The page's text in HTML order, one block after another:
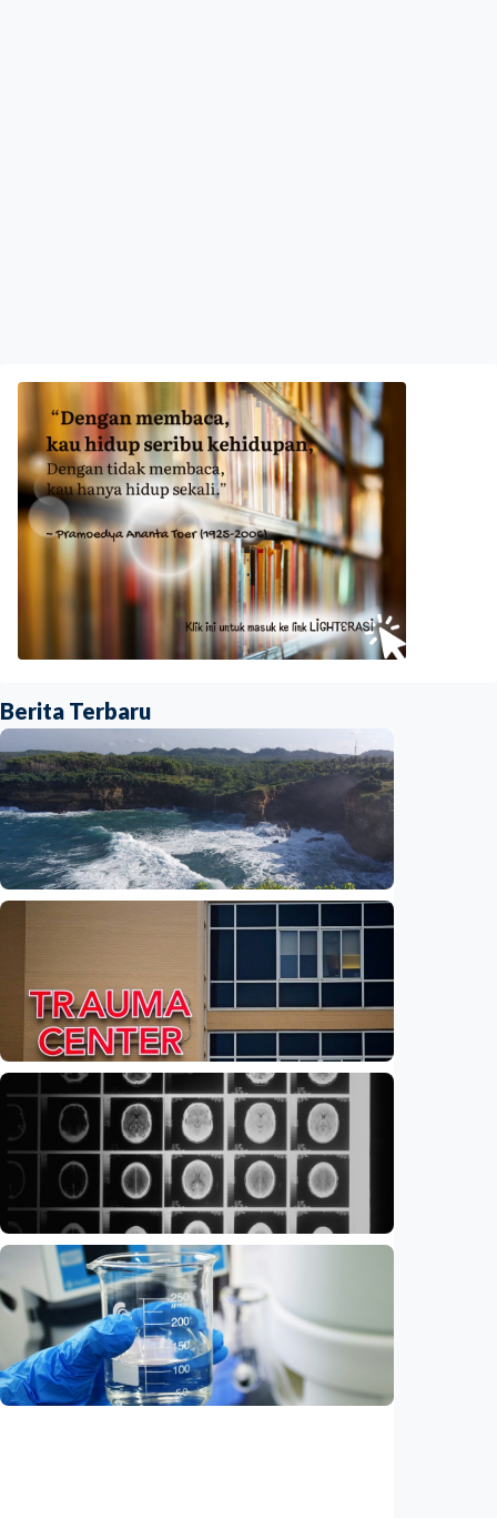
Berita Terbaru
Feature – Dari Laut Jawa ke Laut Banda:
Jejak air tawar ungkap rahasia laut
Indonesia
Indonesia•09 Aug 2026
Iptek
Feature – Di tengah riuh IGD, AI bantu
tentukan pasien yang harus didahulukan
Indonesia 08 Aug 2026
Ilmuwan kembangkan nanopartikel yang
membantu ahli bedah melacak dan
membunuh kanker otak mematikan
Indonesia• 07 Aug 2026